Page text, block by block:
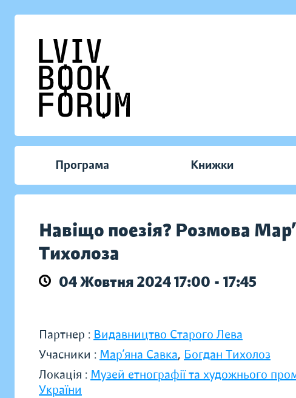
Програма Книжки
Навіщо поезія? Розмова
Тихолоза
04 Жовтня 2024 17:00 - 17:45
Партнер : Видавництво Старого Лева
Учасники : Мар’яна Савка, Богдан Тихолоз
Локація : Музей етнографії та художнього
України